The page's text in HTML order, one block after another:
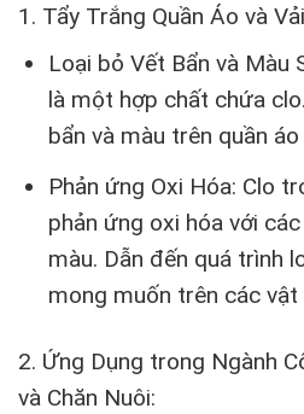
1. Tẩy Trắng Quần Áo và
Loại bỏ Vết Bẩn và Màu
là một hợp chất chứa
bẩn và màu trên quần áo
Phản ứng Oxi Hóa: Clo
phản ứng oxi hóa với
màu. Dẫn đến quá trình
mong muốn trên các vật
2. Ứng Dụng trong Ngành
và Chăn Nuôi: